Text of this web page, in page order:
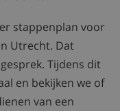
stappenplan voor
Utrecht. Dat
Tijdens dit
en bekijken we of
van een